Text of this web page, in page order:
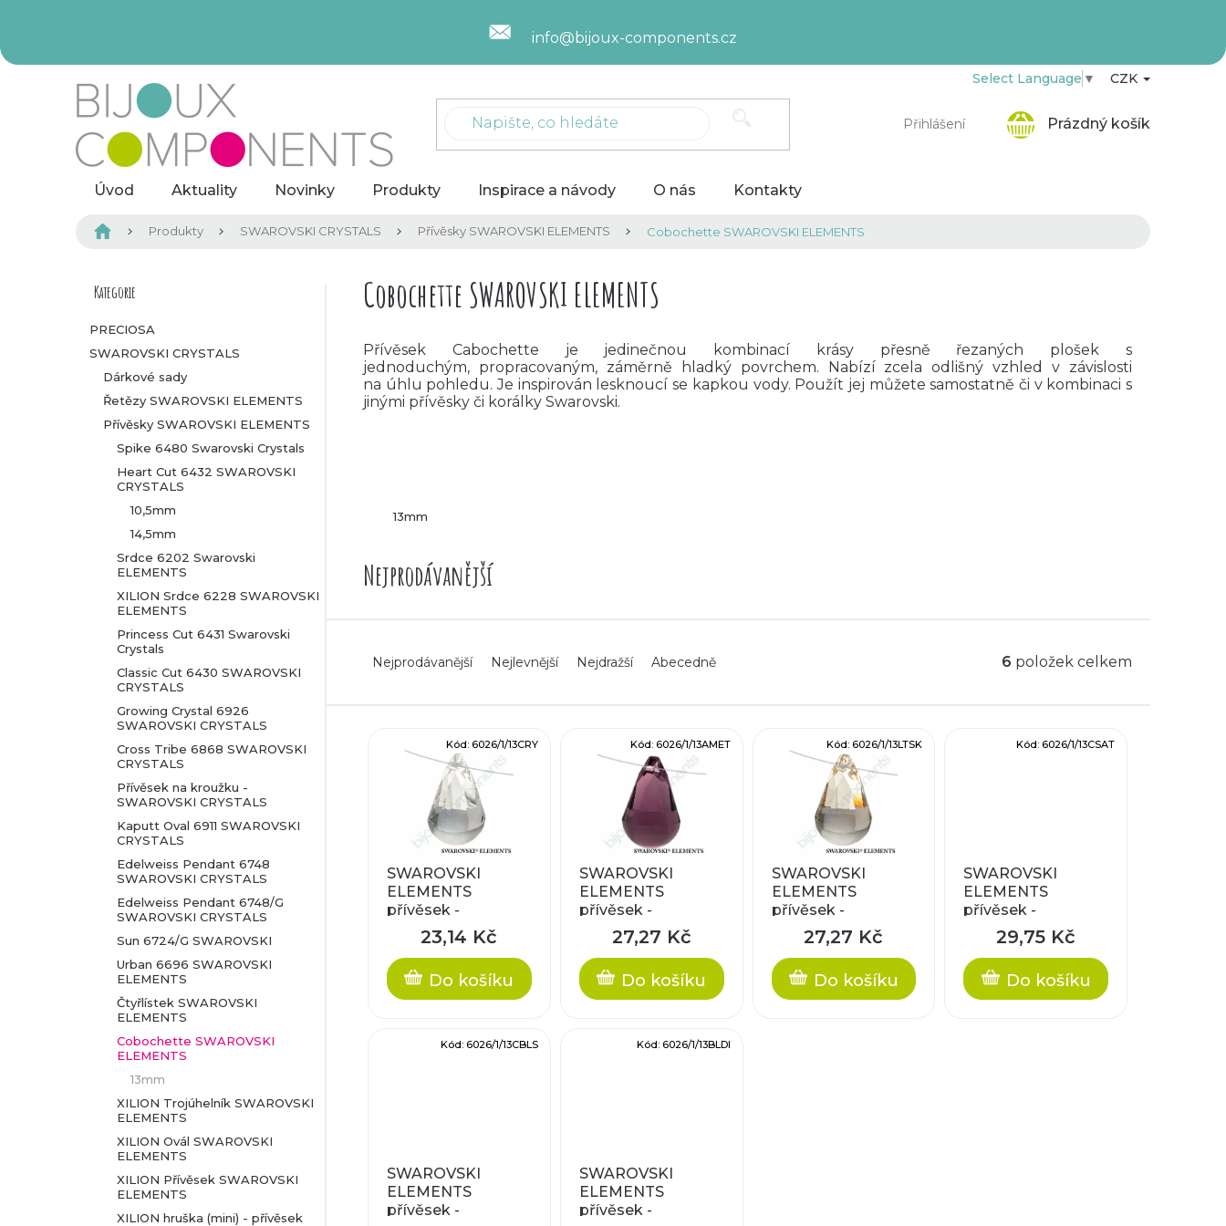
info@bijoux-components.cz
Přihlášení
Select Language ▼ CZK
Prázdný košík
Úvod Aktuality Novinky Produkty Inspirace a návody O nás Kontakty
Domů Produkty SWAROVSKI CRYSTALS Přívěsky SWAROVSKI ELEMENTS Cobochette SWAROVSKI ELEMENTS
P
o
s
Přeskočit
Kategorie
PRECIOSA
SWAROVSKI CRYSTALS
Dárkové sady
Řetězy SWAROVSKI ELEMENTS
Přívěsky SWAROVSKI ELEMENTS
Spike 6480 Swarovski Crystals
Heart Cut 6432 SWAROVSKI
CRYSTALS
10,5mm
14,5mm
Srdce 6202 Swarovski
ELEMENTS
XILION Srdce 6228 SWAROVSKI
ELEMENTS
Princess Cut 6431 Swarovski
Crystals
Classic Cut 6430 SWAROVSKI
CRYSTALS
Growing Crystal 6926
SWAROVSKI CRYSTALS
Cross Tribe 6868 SWAROVSKI
CRYSTALS
Přívěsek na kroužku -
SWAROVSKI CRYSTALS
Kaputt Oval 6911 SWAROVSKI
CRYSTALS
Edelweiss Pendant 6748
SWAROVSKI CRYSTALS
Edelweiss Pendant 6748/G
SWAROVSKI CRYSTALS
Sun 6724/G SWAROVSKI
Urban 6696 SWAROVSKI
ELEMENTS
Čtyřlístek SWAROVSKI
ELEMENTS
Cobochette SWAROVSKI
ELEMENTS
13mm
XILION Trojúhelník SWAROVSKI
ELEMENTS
XILION Ovál SWAROVSKI
ELEMENTS
XILION Přívěsek SWAROVSKI
ELEMENTS
XILION hruška (mini) - přívěsek
Cobochette SWAROVSKI ELEMENTS
Přívěsek Cabochette je jedinečnou kombinací krásy přesně řezaných plošek
s
jednoduchým, propracovaným, záměrně hladký povrchem. Nabízí zcela odlišný vzhled
v závislosti
na úhlu pohledu. Je inspirován lesknoucí se kapkou vody. Použít jej můžete samostatně či v kombinaci s
jinými přívěsky či korálky Swarovski.
13mm
Nejprodávanější
Nejprodávanější Nejlevnější Nejdražší Abecedně 6 položek celkem
SWAROVSKI
ELEMENTS
přívěsek -
Cabochette,
crystal, 13mm
23,14 Kč
Do košíku
Kód: 6026/1/13CRY
SWAROVSKI
ELEMENTS
přívěsek -
Cabochette,
amethyst, 13mm
27,27 Kč
Do košíku
Kód: 6026/1/13AMET
SWAROVSKI
ELEMENTS
přívěsek -
Cabochette, light
silk, 13mm
27,27 Kč
Do košíku
Kód: 6026/1/13LTSK
SWAROVSKI
ELEMENTS
přívěsek -
Cabochette, crystal
satin, 13mm
29,75 Kč
Do košíku
Kód: 6026/1/13CSAT
SWAROVSKI
ELEMENTS
přívěsek -
Kód: 6026/1/13CBLS
SWAROVSKI
ELEMENTS
přívěsek -
Kód: 6026/1/13BLDI